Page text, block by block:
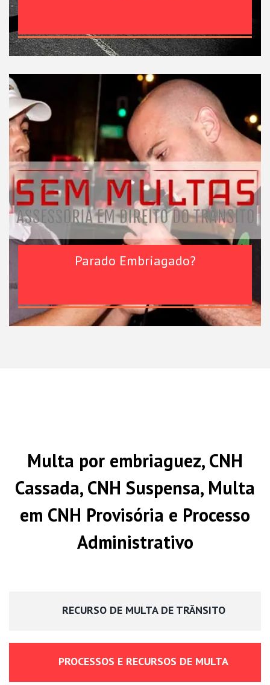
Parado Embriagado?
Multa por embriaguez, CNH
Cassada, CNH Suspensa, Multa
em CNH Provisória e Processo
Administrativo
RECURSO DE MULTA DE TRÂNSITO
PROCESSOS E RECURSOS DE MULTA